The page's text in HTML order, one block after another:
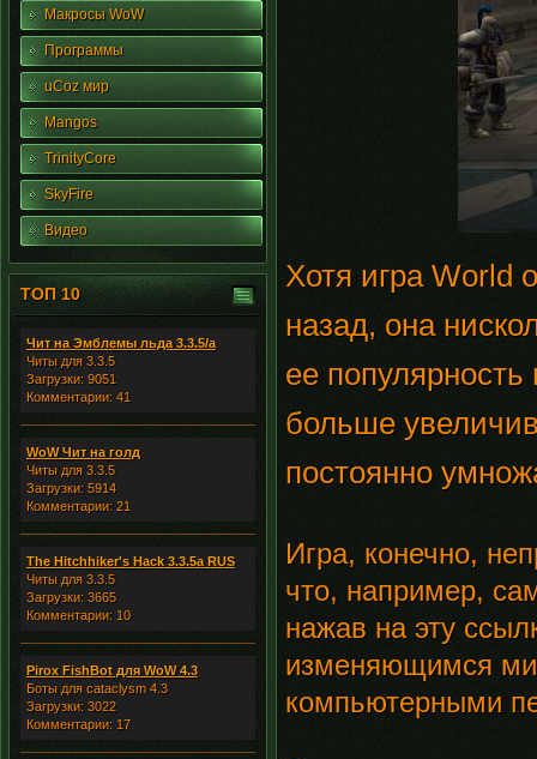
Макросы WoW
Программы
uCoz мир
Mangos
TrinityCore
SkyFire
Видео
ТОП 10
Чит на Эмблемы льда 3.3.5/а
Читы для 3.3.5
Загрузки: 9051
Комментарии: 41
WoW Чит на голд
Читы для 3.3.5
Загрузки: 5914
Комментарии: 21
The Hitchhiker's Hack 3.3.5a RUS
Читы для 3.3.5
Загрузки: 3665
Комментарии: 10
Pirox FishBot для WoW 4.3
Боты для cataclysm 4.3
Загрузки: 3022
Комментарии: 17
Хотя игра World
назад, она
ее популярность
больше
постоянно
Игра, конечно,
что, например,
нажав на эту
изменяющимся
компьютерными